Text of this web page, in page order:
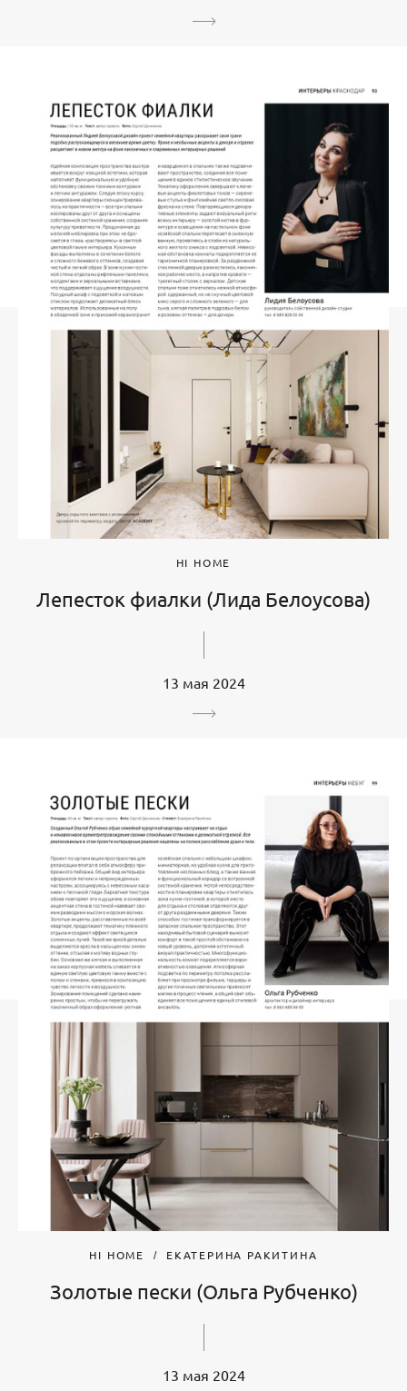
HI HOME
Лепесток фиалки (Лида Белоусова)
13 мая 2024
HI HOME ЕКАТЕРИНА РАКИТИНА
Золотые пески (Ольга Рубченко)
13 мая 2024